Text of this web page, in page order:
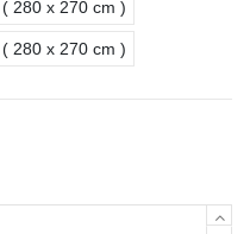
280 x 270 cm )
280 x 270 cm )